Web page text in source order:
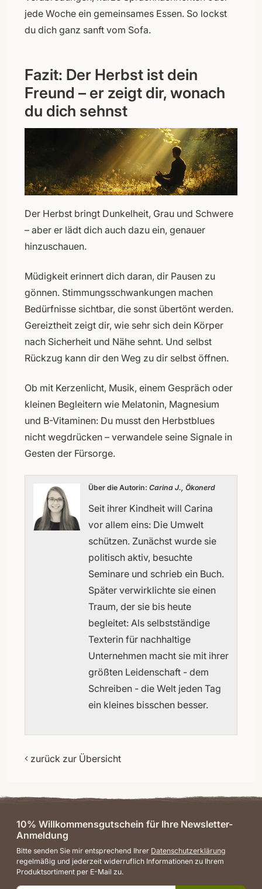
jede Woche ein gemeinsames Essen. So lockst
du dich ganz sanft vom Sofa.
Fazit: Der Herbst ist dein
Freund – er zeigt dir, wonach
du dich sehnst
Der Herbst bringt Dunkelheit, Grau und Schwere
– aber er lädt dich auch dazu ein, genauer
hinzuschauen.
Müdigkeit erinnert dich daran, dir Pausen zu
gönnen. Stimmungsschwankungen machen
Bedürfnisse sichtbar, die sonst übertönt werden.
Gereiztheit zeigt dir, wie sehr sich dein Körper
nach Sicherheit und Nähe sehnt. Und selbst
Rückzug kann dir den Weg zu dir selbst öffnen.
Ob mit Kerzenlicht, Musik, einem Gespräch oder
kleinen Begleitern wie Melatonin, Magnesium
und B-Vitaminen: Du musst den Herbstblues
nicht wegdrücken – verwandele seine Signale in
Gesten der Fürsorge.
Über die Autorin: Carina J., Ökonerd
Seit ihrer Kindheit will Carina
vor allem eins: Die Umwelt
schützen. Zunächst wurde sie
politisch aktiv, besuchte
Seminare und schrieb ein Buch.
Später verwirklichte sie einen
Traum, der sie bis heute
begleitet: Als selbstständige
Texterin für nachhaltige
Unternehmen macht sie mit ihrer
größten Leidenschaft - dem
Schreiben - die Welt jeden Tag
ein kleines bisschen besser.
zurück zur Übersicht
10% Willkommensgutschein für Ihre Newsletter-
Anmeldung
Bitte senden Sie mir entsprechend Ihrer Datenschutzerklärung
regelmäßig und jederzeit widerruflich Informationen zu Ihrem
Produktsortiment per E-Mail zu.